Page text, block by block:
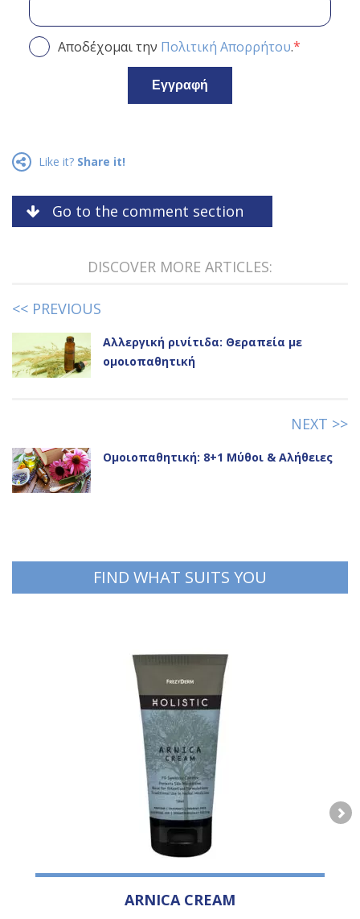
Αποδέχομαι τηνΠολιτική
Απορρήτου.
Like it? Share it!
DISCOVER MORE ARTICLES:
<< PREVIOUS
NEXT >>